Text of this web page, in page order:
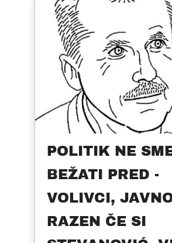
POLITIK NE
BEŽATI PRED -
VOLIVCI,
RAZEN ČE SI